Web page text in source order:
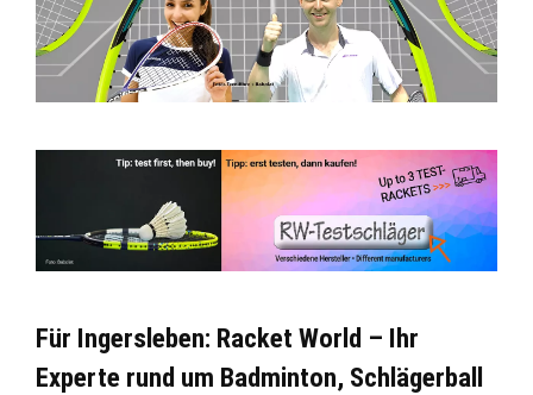
Für Ingersleben: Racket World – Ihr
Experte rund um Badminton, Schlägerball